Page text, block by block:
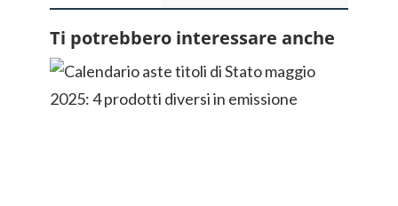
Ti potrebbero interessare anche